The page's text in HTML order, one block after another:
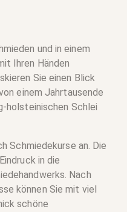
und in einem
Ihren Händen
Sie einen Blick
einem Jahrtausende
holsteinischen Schlei
Schmiedekurse an. Die
in die
Nach
können Sie mit viel
schöne